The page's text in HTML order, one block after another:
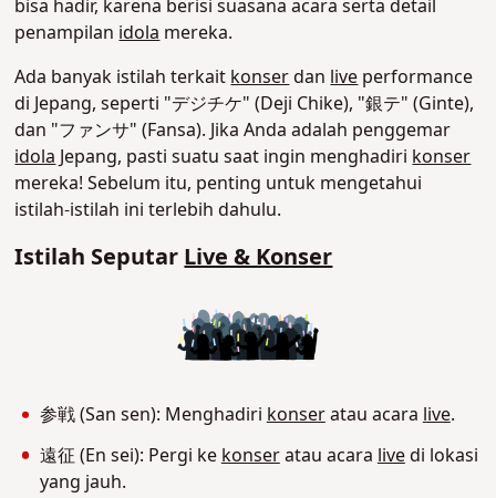
bisa hadir, karena berisi suasana acara serta detail
penampilanidolamereka.
Ada banyak istilah terkaitkonserdanliveperformance
di Jepang, seperti "デジチケ" (Deji Chike), "銀テ" (Ginte),
dan "ファンサ" (Fansa). Jika Anda adalah penggemar
idolaJepang, pasti suatu saat ingin menghadirikonser
mereka! Sebelum itu, penting untuk mengetahui
istilah-istilah ini terlebih dahulu.
Istilah SeputarLive & Konser
参戦 (San sen): Menghadirikonseratau acaralive.
遠征 (En sei): Pergi kekonseratau acaralivedi lokasi
yang jauh.